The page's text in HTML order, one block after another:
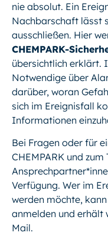
nie absolut. Ein
Nachbarschaft lässt
ausschließen. Hier
CHEMPARK-
übersichtlich erklärt.
Notwendige über
darüber, woran
sich im Ereignisfall
Informationen
Bei Fragen oder für
CHEMPARK und
Verfügung. Wer im
werden möchte,
anmelden und erhält
Mail.